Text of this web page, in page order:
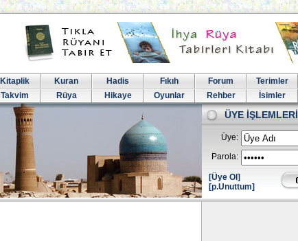
Kitaplik Kuran Hadis Fıkıh Forum
Terimler
Takvim Rüya Hikaye Oyunlar Rehber İsimler
ÜYE İŞLEMLERİ
Üye:
Parola:
[Üye Ol]
[p.Unuttum]